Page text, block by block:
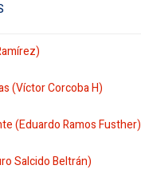
(Víctor Corcoba H)
(Eduardo Ramos Fusther)
Salcido Beltrán)